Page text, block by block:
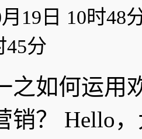
19日 10时48
45分
之如何运用
销？ Hello